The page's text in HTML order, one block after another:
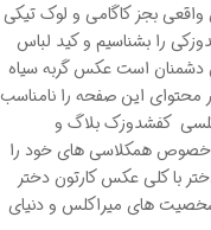
بجز کاگامی و لوک تیکی
را بشناسیم و کید لباس
دشمنان است عکس گربه سیاه
این صفحه را نامناسب
کفشدوزک بلاگ و
خصوص همکلاسی های خود را
با کلی عکس کارتون دختر
های میراکلس و دنیای